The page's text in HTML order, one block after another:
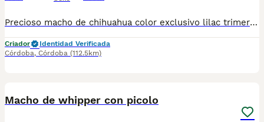
Precioso macho de chihuahua color exclusivo lilac trimerle chocolate. Solo queda un macho trimerle lilac Se entrega con vacuna desparasitados y con cartilla veterinaria y contrato de compraventa criados en familia con niños y gatos . Chip incluido y IVA en el precio. Criados con mucho amor y cariño 🚨Recogida en Córdoba 🚨
Criador
Identidad Verificada
Córdoba, Córdoba (112.5km)
Macho de whipper con picolo